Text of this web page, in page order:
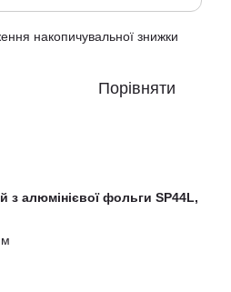
накопичувальної знижки
Порівняти
з алюмінієвої фольги SP44L,